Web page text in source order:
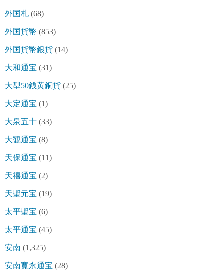
外国札 (68)
外国貨幣 (853)
外国貨幣銀貨 (14)
大和通宝 (31)
大型50銭黄銅貨 (25)
大定通宝 (1)
大泉五十 (33)
大観通宝 (8)
天保通宝 (11)
天禧通宝 (2)
天聖元宝 (19)
太平聖宝 (6)
太平通宝 (45)
安南 (1,325)
安南寛永通宝 (28)